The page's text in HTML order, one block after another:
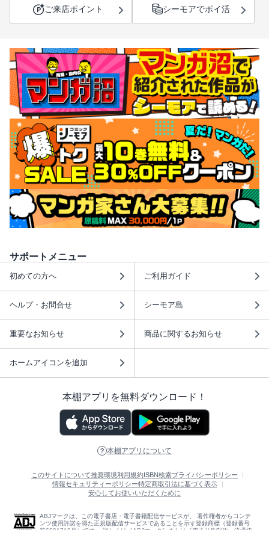
ご来店ポイント シーモアでポイ活
サポートメニュー
初めての方へ ご利用ガイド
ヘルプ・お問合せ シーモア島
重要なお知らせ 商品に関するお知らせ
ホームアイコンを追加
本棚アプリを無料ダウンロード！
本棚アプリについて
このサイトについて推奨環境利用規約ISBN検索プライバシーポリシー
情報セキュリティーポリシー特定商取引法に基づく表示
安心してお使いいただくために
ABJマークは、この電子書店・電子書籍配信サービスが、 著作権者からコンテ
ンツ使用許諾を得た正規版配信サービスであることを示す登録商標（登録番号
第6091713号）です。 詳しくは［ABJマーク］または［電子出版制作・流通協